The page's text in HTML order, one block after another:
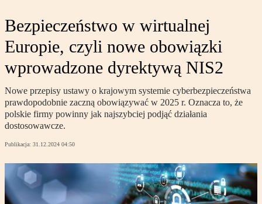
Bezpieczeństwo w wirtualnej
Europie, czyli nowe obowiązki
wprowadzone dyrektywą NIS2
Nowe przepisy ustawy o krajowym systemie cyberbezpieczeństwa
prawdopodobnie zaczną obowiązywać w 2025 r. Oznacza to, że
polskie firmy powinny jak najszybciej podjąć działania
dostosowawcze.
Publikacja: 31.12.2024 04:50